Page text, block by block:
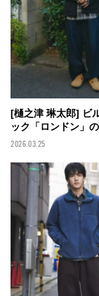
[樋之津 琳太郎] ビ
ック「ロンドン」
のデニムコーデに合
ノモデルの私服スナ
2026.03.25